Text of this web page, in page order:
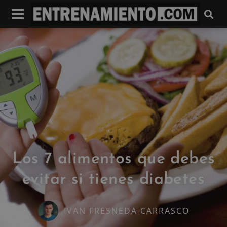
Los 7 alimentos que debes
evitar si tienes diabetes
IVAN FRESNEDA CARRASCO